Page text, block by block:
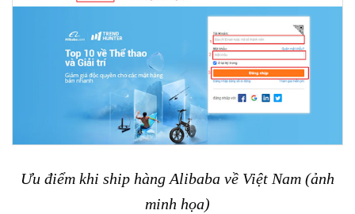
Ưu điểm khi ship hàng Alibaba về Việt Nam (ảnh
minh họa)